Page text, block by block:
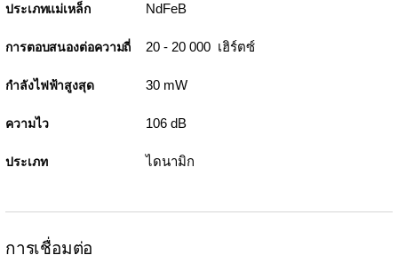
ประเภทแม่เหล็ก NdFeB
การตอบสนองต่อความถี่ 20 - 20 000 เฮิร์ตซ์
กำลังไฟฟ้าสูงสุด 30 mW
ความไว 106 dB
ประเภท ไดนามิก
การเชื่อมต่อ